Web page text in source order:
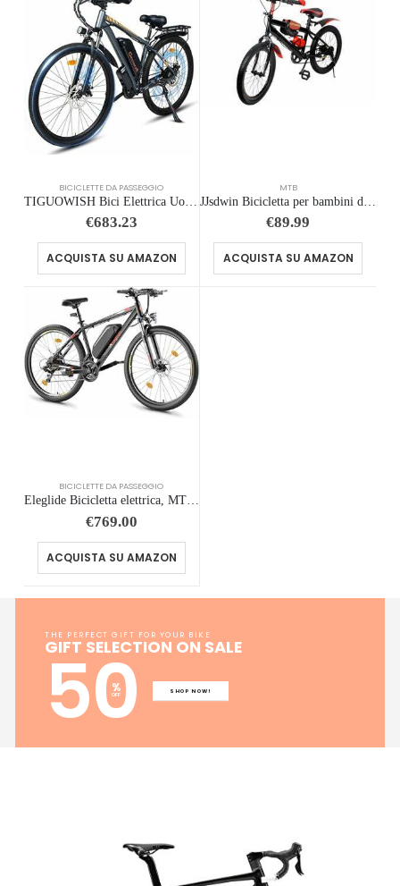
BICICLETTE DA PASSEGGIO
TIGUOWISH Bici Elettrica Uomo Adulti 29″ – 250W, Batteria 48V 18.6Ah, Autonomia 50-90km, 25km/h, 21 Marce, Sospensione Idr…
€683.23
ACQUISTA SU AMAZON
MTB
€89.99
ACQUISTA SU AMAZON
BICICLETTE DA PASSEGGIO
Eleglide Bicicletta elettrica, MTB Mopride 2 con Freno Idraulico a Disco, Mountain bike, Batteria Rimovibile da 15Ah, tras…
€769.00
ACQUISTA SU AMAZON
THE PERFECT GIFT FOR YOUR BIKE
GIFT SELECTION ON SALE
50
%
OFF
SHOP NOW!